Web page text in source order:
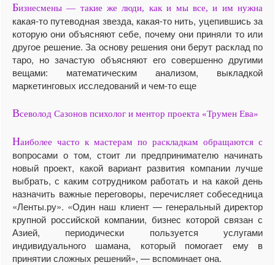
Бизнесмены — такие же люди, как и мы все, и им нужна
какая-то путеводная звезда, какая-то нить, уцепившись за
которую они объясняют себе, почему они приняли то или
другое решение. За основу решения они берут расклад по
таро, но зачастую объясняют его совершенно другими
вещами: математическим анализом, выкладкой
маркетинговых исследований и чем-то еще
Всеволод Сазонов психолог и ментор проекта «Трумен Ева»
Наиболее часто к мастерам по раскладкам обращаются с
вопросами о том, стоит ли предпринимателю начинать
новый проект, какой вариант развития компании лучше
выбрать, с каким сотрудником работать и на какой день
назначить важные переговоры, перечисляет собеседница
«Ленты.ру». «Один наш клиент — генеральный директор
крупной российской компании, бизнес которой связан с
Азией, периодически пользуется услугами
индивидуального шамана, который помогает ему в
принятии сложных решений», — вспоминает она.